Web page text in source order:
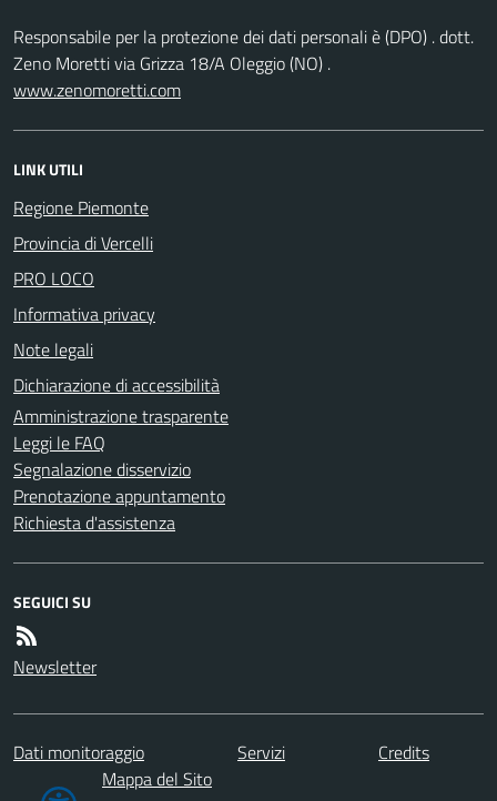
Responsabile per la protezione dei dati personali è (DPO) . dott.
Zeno Moretti via Grizza 18/A Oleggio (NO) .
www.zenomoretti.com
LINK UTILI
Regione Piemonte
Provincia di Vercelli
PRO LOCO
Informativa privacy
Note legali
Dichiarazione di accessibilità
Amministrazione trasparente
Leggi le FAQ
Segnalazione disservizio
Prenotazione appuntamento
Richiesta d'assistenza
SEGUICI SU
Newsletter
Dati monitoraggio Servizi
Credits
Mappa del Sito